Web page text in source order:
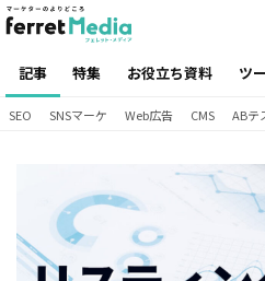
記事 特集 お役立ち資料 ツ
SEO SNSマーケ Web広告 CMS ABテ